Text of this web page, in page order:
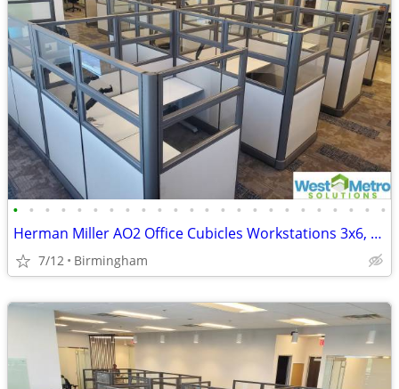
• • • • • • • • • • • • • • • • • • • • • • • •
Herman Miller AO2 Office Cubicles Workstations 3x6, 5x5, 5x6, 6x6, 6x7, 6x8, 8x8
7/12 Birmingham